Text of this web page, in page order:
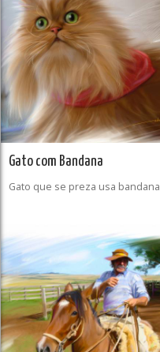
Gato com Bandana
Gato que se preza usa bandana